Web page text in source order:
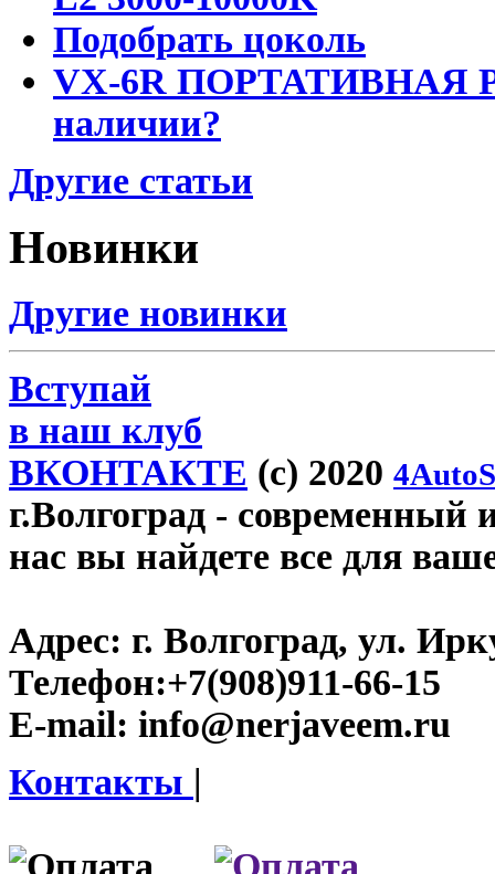
Подобрать цоколь
VX-6R ПОРТАТИВНАЯ
наличии?
Другие статьи
Новинки
Другие новинки
Вступай
в наш клуб
ВКОНТАКТЕ (c) 2020
г.Волгоград - современный
нас вы найдете все для
Адрес: г. Волгоград, ул.
Телефон:+7(908)911-66-15
E-mail: info@nerjaveem.ru
Контакты |